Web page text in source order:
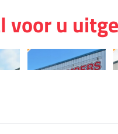
voor u